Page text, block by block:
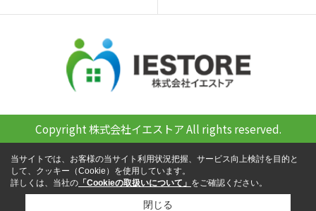
Copyright 株式会社イエストア All rights reserved.
当サイトでは、お客様の当サイト利用状況把握、サービス向上検討を目的と
して、クッキー（Cookie）を使用しています。
詳しくは、当社の 「Cookieの取扱いについて」 をご確認ください。
閉じる